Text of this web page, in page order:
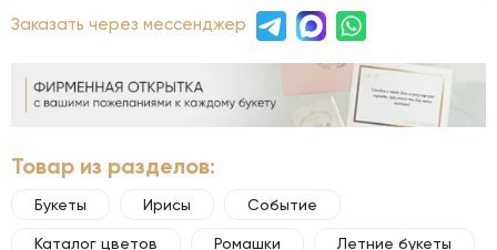
Заказать через мессенджер
Товар из разделов:
Букеты Ирисы Событие
Каталог цветов Ромашки Летние букеты